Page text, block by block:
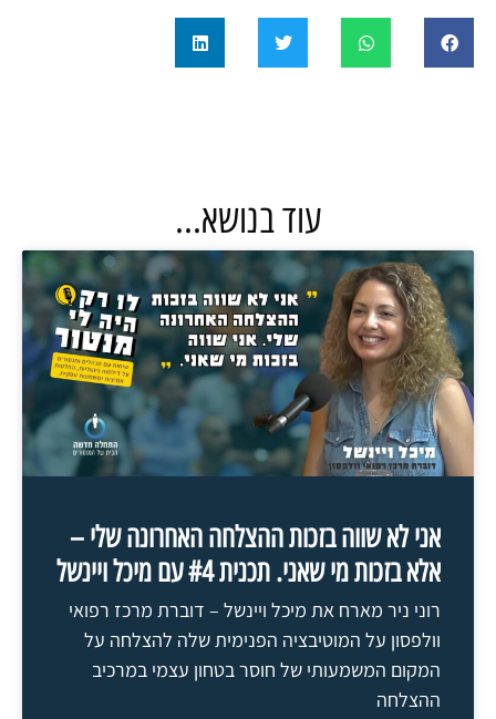
עוד בנושא...
אני לא שווה בזכות ההצלחה האחרונה שלי –
אלא בזכות מי שאני. תכנית #4 עם מיכל ויינשל
רוני ניר מארח את מיכל ויינשל – דוברת מרכז רפואי
וולפסון על המוטיבציה הפנימית שלה להצלחה על
המקום המשמעותי של חוסר בטחון עצמי במרכיב
ההצלחה